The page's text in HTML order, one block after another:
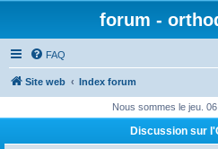
forum -
FAQ
Site web Index forum
Nous sommes le jeu.
Discussion sur